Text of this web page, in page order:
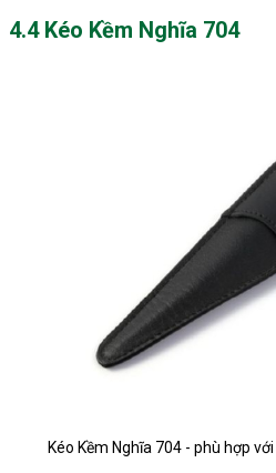
4.4 Kéo Kềm Nghĩa 704
Kéo Kềm Nghĩa 704 - phù hợp